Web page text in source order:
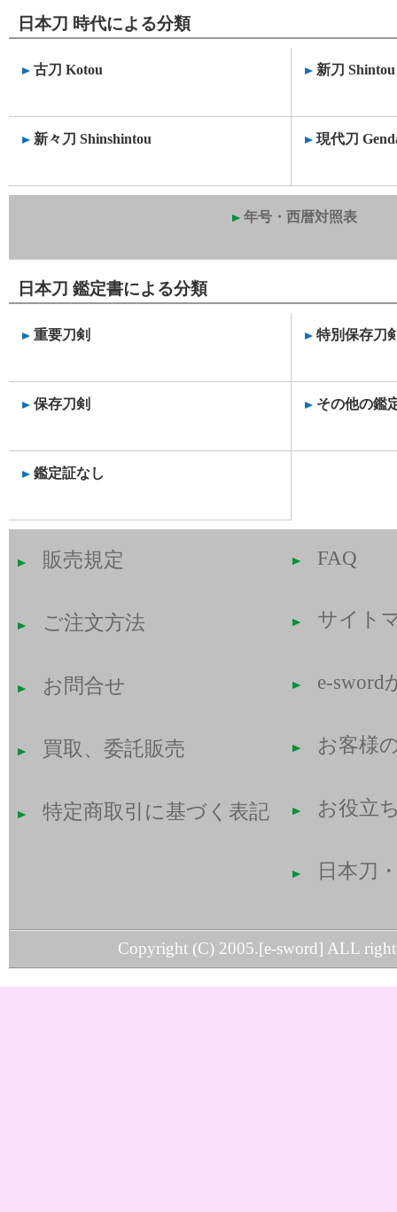
日本刀 時代による分類
古刀 Kotou 新刀 Shintou
新々刀 Shinshintou 現代刀
年号・西暦対照表
日本刀 鑑定書による分類
重要刀剣 特別保存刀
保存刀剣 その他の鑑
鑑定証なし
販売規定
ご注文方法
お問合せ
買取、委託販売
特定商取引に基づく表記
FAQ
サイト
e-sword
お客様
お役立
日本刀
Copyright (C) 2005.[e-sword] ALL